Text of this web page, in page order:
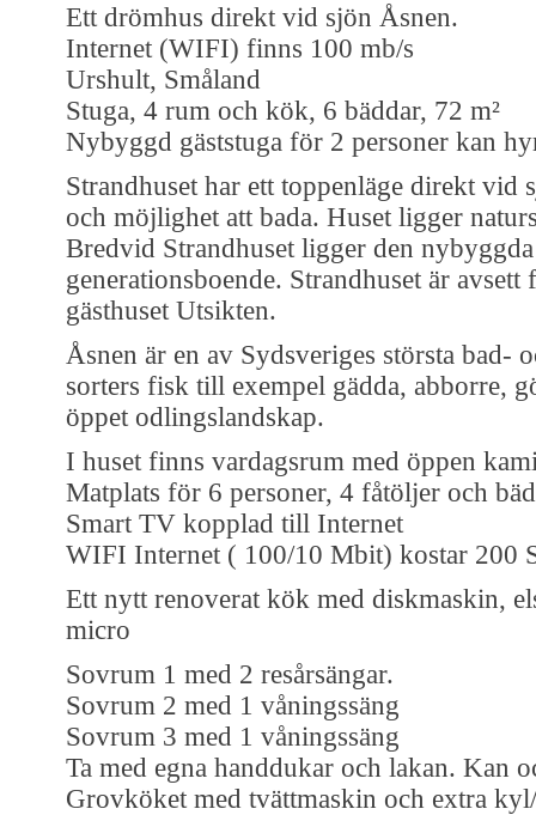
Ett drömhus direkt vid sjön Åsnen.
Internet (WIFI) finns 100 mb/s
Urshult, Småland
Stuga, 4 rum och kök, 6 bäddar, 72 m²
Nybyggd gäststuga för 2 personer kan
Strandhuset har ett toppenläge direkt
och möjlighet att bada. Huset ligger
Bredvid Strandhuset ligger den
generationsboende. Strandhuset är
gästhuset Utsikten.
Åsnen är en av Sydsveriges största bad-
sorters fisk till exempel gädda, abborre,
öppet odlingslandskap.
I huset finns vardagsrum med öppen
Matplats för 6 personer, 4 fåtöljer och
Smart TV kopplad till Internet
WIFI Internet ( 100/10 Mbit) kostar 200
Ett nytt renoverat kök med diskmaskin,
micro
Sovrum 1 med 2 resårsängar.
Sovrum 2 med 1 våningssäng
Sovrum 3 med 1 våningssäng
Ta med egna handdukar och lakan. Kan
Grovköket med tvättmaskin och extra